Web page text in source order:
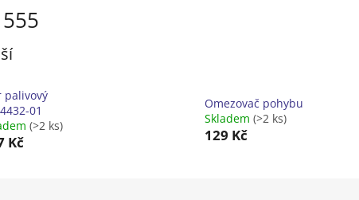
palivový
01
(>2 ks)
Kč
Omezovač pohybu
Skladem (>2 ks)
129 Kč